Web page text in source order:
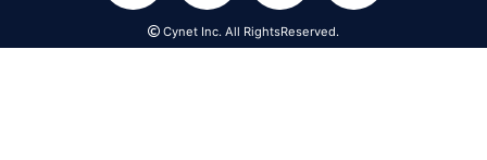
Cynet Inc. All RightsReserved.